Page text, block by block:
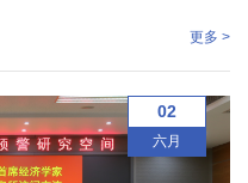
更多 >
02
六月